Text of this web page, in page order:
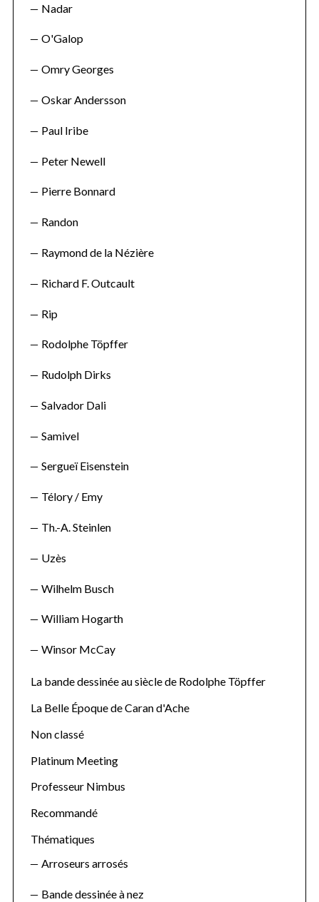
Nadar
O'Galop
Omry Georges
Oskar Andersson
Paul Iribe
Peter Newell
Pierre Bonnard
Randon
Raymond de la Nézière
Richard F. Outcault
Rip
Rodolphe Töpffer
Rudolph Dirks
Salvador Dali
Samivel
Sergueï Eisenstein
Télory / Emy
Th.-A. Steinlen
Uzès
Wilhelm Busch
William Hogarth
Winsor McCay
La bande dessinée au siècle de Rodolphe Töpffer
La Belle Époque de Caran d'Ache
Non classé
Platinum Meeting
Professeur Nimbus
Recommandé
Thématiques
Arroseurs arrosés
Bande dessinée à nez